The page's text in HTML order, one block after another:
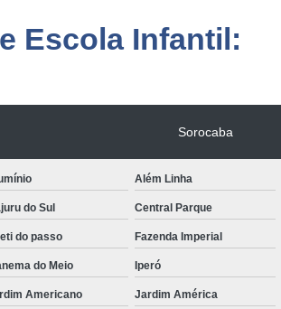
Escola Infantil:
Sorocaba
Além Linha
do Sul Central Parque
do passo Fazenda Imperial
do Meio Iperó
Americano Jardim América